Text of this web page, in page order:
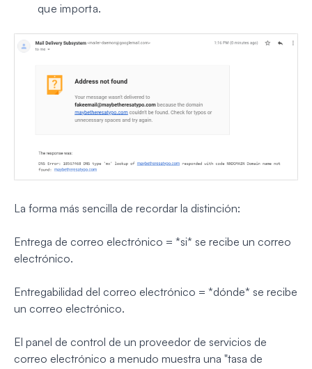
que importa.
La forma más sencilla de recordar la distinción:
Entrega de correo electrónico = *si* se recibe un correo
electrónico.
Entregabilidad del correo electrónico = *dónde* se recibe
un correo electrónico.
El panel de control de un proveedor de servicios de
correo electrónico a menudo muestra una "tasa de